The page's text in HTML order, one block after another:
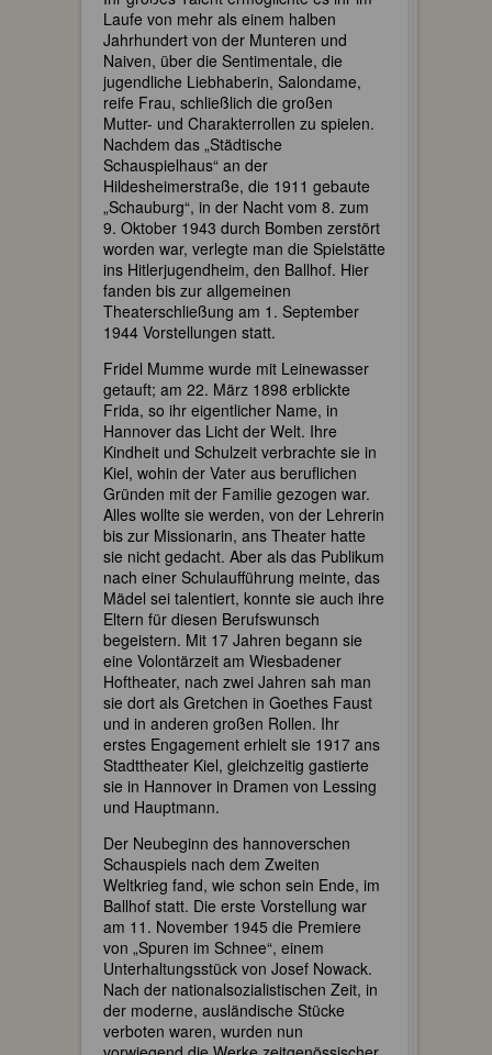
Laufe von mehr als einem halben
Jahrhundert von der Munteren und
Naiven, über die Sentimentale, die
jugendliche Liebhaberin, Salondame,
reife Frau, schließlich die großen
Mutter- und Charakterrollen zu spielen.
Nachdem das „Städtische
Schauspielhaus“ an der
Hildesheimerstraße, die 1911 gebaute
„Schauburg“, in der Nacht vom 8. zum
9. Oktober 1943 durch Bomben zerstört
worden war, verlegte man die Spielstätte
ins Hitlerjugendheim, den Ballhof. Hier
fanden bis zur allgemeinen
Theaterschließung am 1. September
1944 Vorstellungen statt.
Fridel Mumme wurde mit Leinewasser
getauft; am 22. März 1898 erblickte
Frida, so ihr eigentlicher Name, in
Hannover das Licht der Welt. Ihre
Kindheit und Schulzeit verbrachte sie in
Kiel, wohin der Vater aus beruflichen
Gründen mit der Familie gezogen war.
Alles wollte sie werden, von der Lehrerin
bis zur Missionarin, ans Theater hatte
sie nicht gedacht. Aber als das Publikum
nach einer Schulaufführung meinte, das
Mädel sei talentiert, konnte sie auch ihre
Eltern für diesen Berufswunsch
begeistern. Mit 17 Jahren begann sie
eine Volontärzeit am Wiesbadener
Hoftheater, nach zwei Jahren sah man
sie dort als Gretchen in Goethes Faust
und in anderen großen Rollen. Ihr
erstes Engagement erhielt sie 1917 ans
Stadttheater Kiel, gleichzeitig gastierte
sie in Hannover in Dramen von Lessing
und Hauptmann.
Der Neubeginn des hannoverschen
Schauspiels nach dem Zweiten
Weltkrieg fand, wie schon sein Ende, im
Ballhof statt. Die erste Vorstellung war
am 11. November 1945 die Premiere
von „Spuren im Schnee“, einem
Unterhaltungsstück von Josef Nowack.
Nach der nationalsozialistischen Zeit, in
der moderne, ausländische Stücke
verboten waren, wurden nun